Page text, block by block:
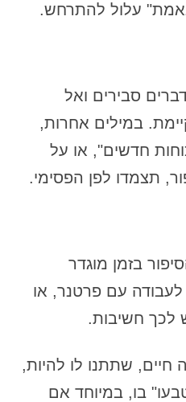
עלול להתרחש.
סבירים ואל
במילים אחרות,
חדשים", או על
תצמדו לפן הפסימי.
בזמן מוגדר
20 דקות לעבודה עם פרטנר, או
שתתנו לו להיות,
בו, במיוחד אם